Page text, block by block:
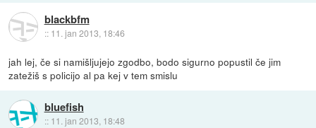
blackbfm
:: 11. jan 2013, 18:46
jah lej, če si namišljujejo zgodbo, bodo sigurno popustil če jim
zatežiš s policijo al pa kej v tem smislu
bluefish
:: 11. jan 2013, 18:48